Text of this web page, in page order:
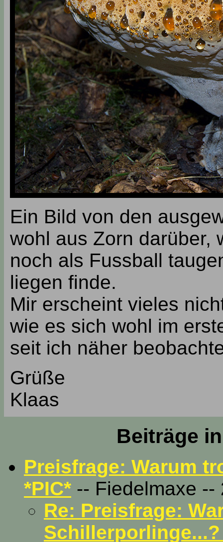
Ein Bild von den
wohl aus Zorn darüber,
noch als Fussball
liegen finde.
Mir erscheint vieles
wie es sich wohl im
seit ich näher
Grüße
Klaas
Beiträge
Preisfrage: Warum
*PIC* -- Fiedelmaxe --
Re: Preisfrage:
Schillerporlinge...?